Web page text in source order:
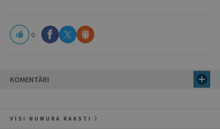
0
KOMENTĀRI
VISI NUMURA RAKSTI